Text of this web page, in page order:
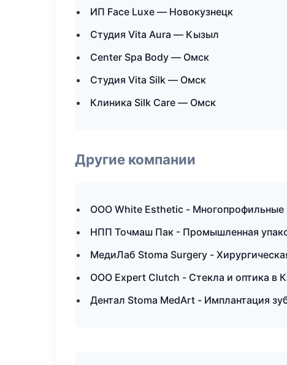
ИП Face Luxe — Новокузнецк
Студия Vita Aura — Кызыл
Center Spa Body — Омск
Студия Vita Silk — Омск
Клиника Silk Care — Омск
Другие компании
ООО White Esthetic - Многопрофильные
НПП Точмаш Пак - Промышленная
МедиЛаб Stoma Surgery -
ООО Expert Clutch - Стекла и оптика в
Дентал Stoma MedArt - Имплантация